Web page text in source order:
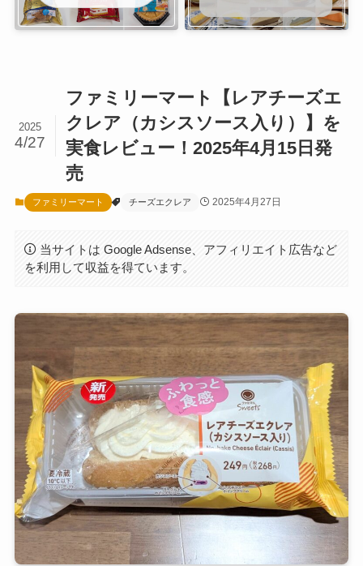
ファミリーマート【レアチーズエ
クレア（カシスソース入り）】を
実食レビュー！2025年4月15日発
売
2025
4/27
ファミリーマート チーズエクレア 2025年4月27日
当サイトは Google Adsense、アフィリエイト広告など
を利用して収益を得ています。